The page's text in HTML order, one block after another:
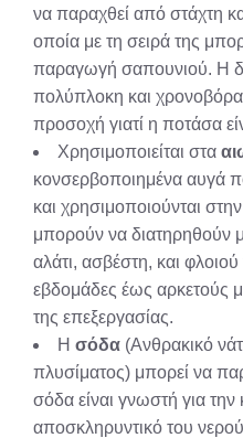
να παραχθεί από στάχτη
οποία με τη σειρά της
παραγωγή σαπουνιού. Η
πολύπλοκη και χρονοβόρα
προσοχή γιατί η ποτάσα
Χρησιμοποιείται στα
κονσερβοποιημένα αυγά
και χρησιμοποιούνται
μπορούν να διατηρηθούν
αλάτι, ασβέστη, και φλοιού
εβδομάδες έως αρκετούς
της επεξεργασίας.
Η σόδα (Ανθρακικό
πλυσίματος) μπορεί να
σόδα είναι γνωστή για
αποσκληρυντικό του